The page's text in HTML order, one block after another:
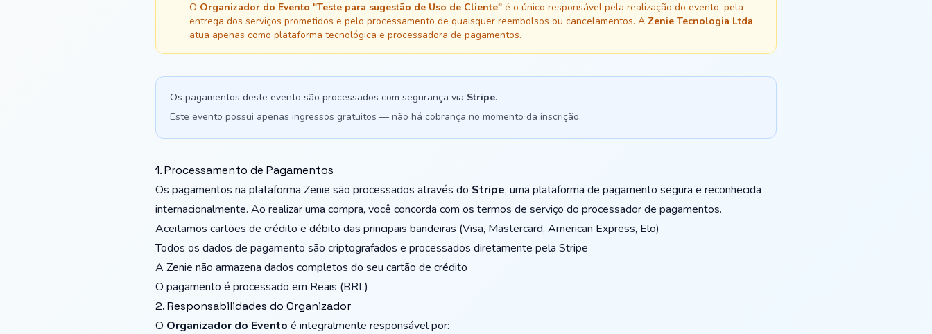
O Organizador do Evento "Teste para sugestão de Uso de Cliente" é o único responsável pela realização do evento, pela
entrega dos serviços prometidos e pelo processamento de quaisquer reembolsos ou cancelamentos. A Zenie Tecnologia Ltda
atua apenas como plataforma tecnológica e processadora de pagamentos.
Os pagamentos deste evento são processados com segurança via Stripe.
Este evento possui apenas ingressos gratuitos — não há cobrança no momento da inscrição.
1. Processamento de Pagamentos
Os pagamentos na plataforma Zenie são processados através do Stripe, uma plataforma de pagamento segura e reconhecida
internacionalmente. Ao realizar uma compra, você concorda com os termos de serviço do processador de pagamentos.
Aceitamos cartões de crédito e débito das principais bandeiras (Visa, Mastercard, American Express, Elo)
Todos os dados de pagamento são criptografados e processados diretamente pela Stripe
A Zenie não armazena dados completos do seu cartão de crédito
O pagamento é processado em Reais (BRL)
2. Responsabilidades do Organizador
O Organizador do Evento é integralmente responsável por: